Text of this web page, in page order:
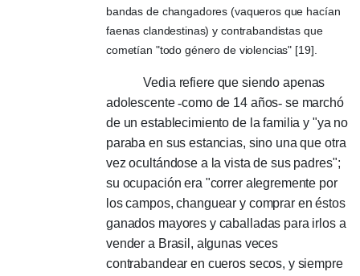
bandas de changadores (vaqueros que hacían
faenas clandestinas) y contrabandistas que
cometían "todo género de violencias" [19].
Vedia refiere que siendo apenas
adolescente-como de 14 años-se marchó
de un establecimiento de la familia y "ya no
paraba en sus estancias, sino una que otra
vez ocultándose a la vista de sus padres";
su ocupación era "correr alegremente por
los campos, changuear y comprar en éstos
ganados mayores y caballadas para irlos a
vender a Brasil, algunas veces
contrabandear en cueros secos, y siempre